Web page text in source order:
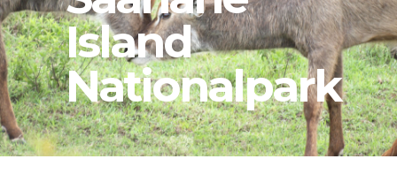
Island
Nationalpark